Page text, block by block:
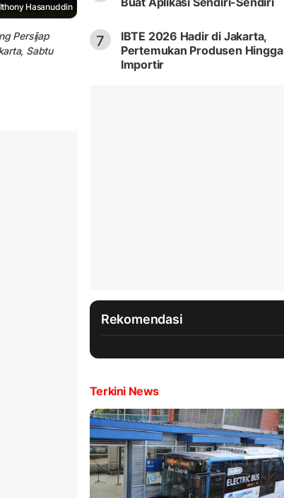
Hasanuddin
Persijap
Sabtu
7
IBTE 2026 Hadir di Jakarta,
Pertemukan Produsen Hingga
Importir
Rekomendasi
Terkini News